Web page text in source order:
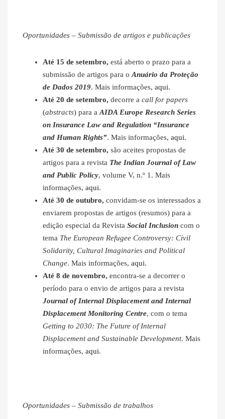
Oportunidades – Submissão de artigos e publicações
Até 15 de setembro, está aberto o prazo para a
submissão de artigos para oAnuário da Proteção
de Dados 2019. Mais informações, aqui.
Até 20 de setembro, decorre a call for papers
(abstracts) para aAIDA Europe Research Series
on Insurance Law and Regulation “Insurance
and Human Rights”. Mais informações, aqui.
Até 30 de setembro, são aceites propostas de
artigos para a revista The Indian Journal of Law
and Public Policy, volume V, n.º 1. Mais
informações, aqui.
Até 30 de outubro, convidam-se os interessados a
enviarem propostas de artigos (resumos) para a
edição especial da Revista Social Inclusion com o
tema The European Refugee Controversy: Civil
Solidarity, Cultural Imaginaries and Political
Change. Mais informações, aqui.
Até 8 de novembro, encontra-se a decorrer o
período para o envio de artigos para a revista
Journal of Internal Displacement and Internal
Displacement Monitoring Centre, com o tema
Getting to 2030: The Future of Internal
Displacement and Sustainable Development. Mais
informações, aqui.
Oportunidades – Submissão de trabalhos